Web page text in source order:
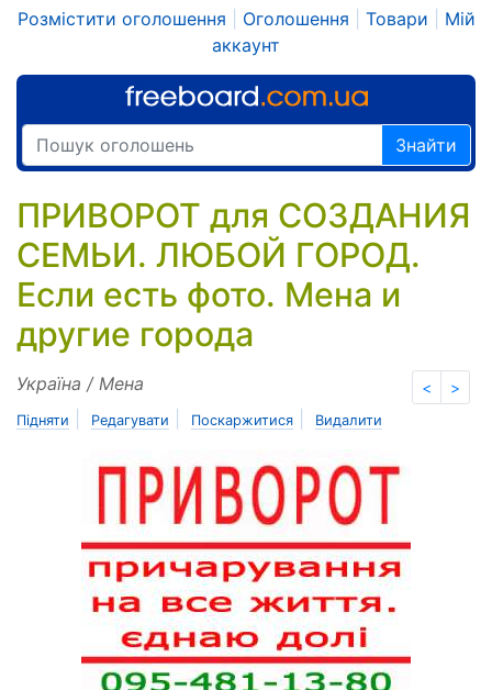
Розмістити оголошення Оголошення Товари
Мій
аккаунт
Знайти
ПРИВОРОТ для СОЗДАНИЯ
СЕМЬИ. ЛЮБОЙ ГОРОД.
Если есть фото. Мена и
другие города
< >
Україна / Мена
Підняти Редагувати Поскаржитися Видалити